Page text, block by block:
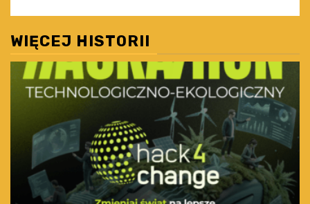
WIĘCEJ HISTORII